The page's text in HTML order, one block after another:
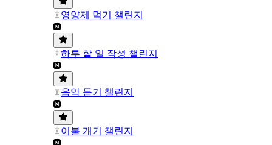
영양제 먹기 챌린지
하루 할 일 작성 챌린지
음악 듣기 챌린지
이불 개기 챌린지